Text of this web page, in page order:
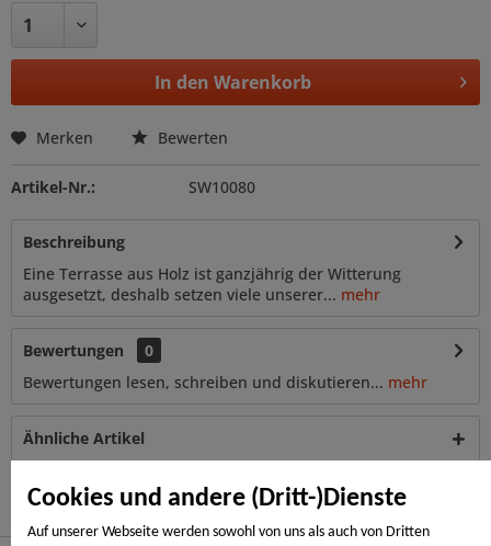
Cookies und andere (Dritt-)Dienste
Auf unserer Webseite werden sowohl von uns als auch von Dritten
In den Warenkorb
Merken Bewerten
Artikel-Nr.: SW10080
Beschreibung
Eine Terrasse aus Holz ist ganzjährig der Witterung
ausgesetzt, deshalb setzen viele unserer... mehr
Bewertungen
0
Bewertungen lesen, schreiben und diskutieren... mehr
Ähnliche Artikel
Kunden haben sich ebenfalls angesehen